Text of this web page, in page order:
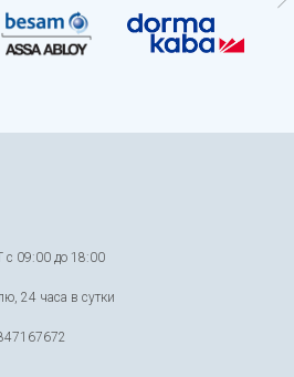
09:00 до 18:00
24 часа в сутки